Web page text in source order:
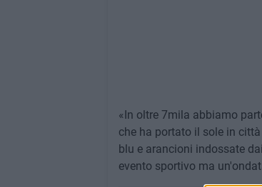
«In oltre 7mila abbiamo
che ha portato il sole in
blu e arancioni indossate
evento sportivo ma